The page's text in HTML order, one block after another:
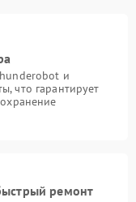
и
что гарантирует
ремонт